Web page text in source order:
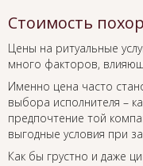
Стоимость
Цены на ритуальные
много факторов,
Именно цена часто
выбора исполнителя –
предпочтение той
выгодные условия при
Как бы грустно и даже